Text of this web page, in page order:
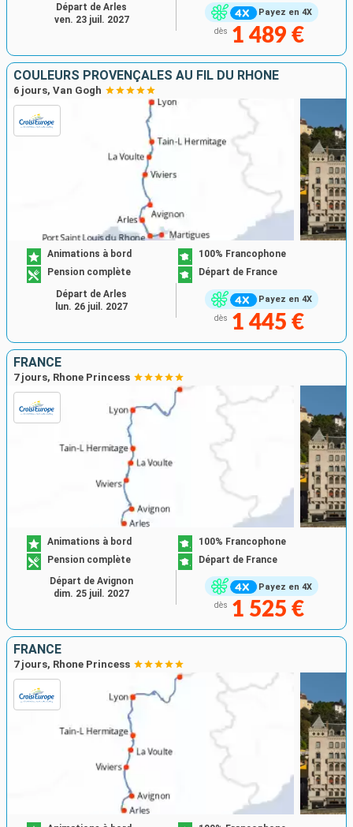
Payez en 4X
dès 1 489 €
Départ de Arles
ven. 23 juil. 2027
COULEURS PROVENÇALES AU FIL DU RHÔNE
6 jours, Van Gogh
Payez en 4X
Animations à bord
100% Francophone
Pension complète
Départ de France
dès 1 445 €
Départ de Arles
lun. 26 juil. 2027
FRANCE
7 jours, Rhone Princess
Payez en 4X
Animations à bord
100% Francophone
Pension complète
Départ de France
dès 1 525 €
Départ de Avignon
dim. 25 juil. 2027
FRANCE
7 jours, Rhone Princess